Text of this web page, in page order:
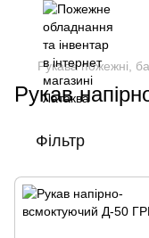
Рукава пожежні,
Рукав
Фільтр